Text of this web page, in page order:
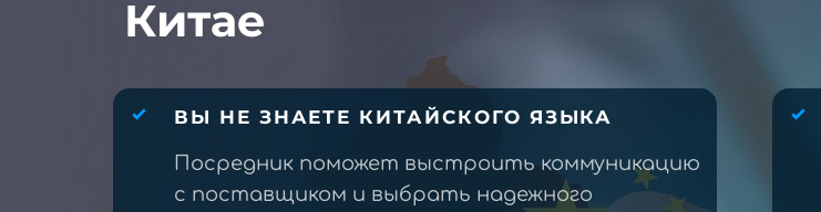
Китае
ВЫ НЕ ЗНАЕТЕ КИТАЙСКОГО ЯЗЫКА
Посредник поможет выстроить коммуникацию
с поставщиком и выбрать надежного